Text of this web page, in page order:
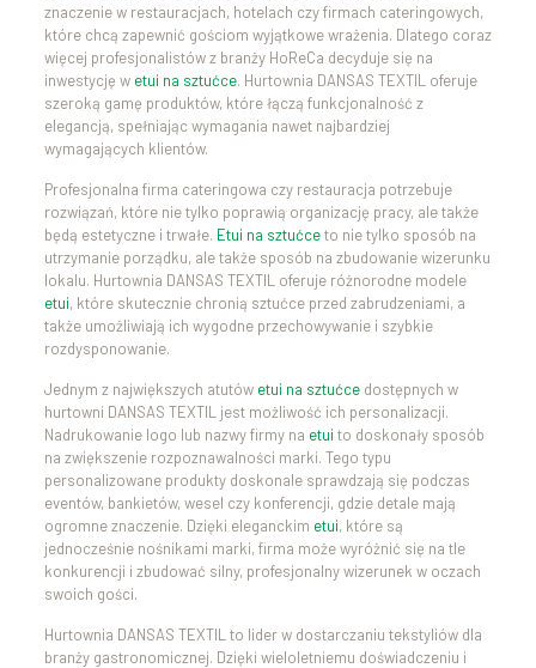
znaczenie w restauracjach, hotelach czy firmach cateringowych,
które chcą zapewnić gościom wyjątkowe wrażenia. Dlatego coraz
więcej profesjonalistów z branży HoReCa decyduje się na
inwestycję w etui na sztućce. Hurtownia DANSAS TEXTIL oferuje
szeroką gamę produktów, które łączą funkcjonalność z
elegancją, spełniając wymagania nawet najbardziej
wymagających klientów.
Profesjonalna firma cateringowa czy restauracja potrzebuje
rozwiązań, które nie tylko poprawią organizację pracy, ale także
będą estetyczne i trwałe. Etui na sztućceto nie tylko sposób na
utrzymanie porządku, ale także sposób na zbudowanie wizerunku
lokalu. Hurtownia DANSAS TEXTIL oferuje różnorodne modele
etui, które skutecznie chronią sztućce przed zabrudzeniami, a
także umożliwiają ich wygodne przechowywanie i szybkie
rozdysponowanie.
Jednym z największych atutów etui na sztućcedostępnych w
hurtowni DANSAS TEXTIL jest możliwość ich personalizacji.
Nadrukowanie logo lub nazwy firmy na etui to doskonały sposób
na zwiększenie rozpoznawalności marki. Tego typu
personalizowane produkty doskonale sprawdzają się podczas
eventów, bankietów, wesel czy konferencji, gdzie detale mają
ogromne znaczenie. Dzięki eleganckim etui, które są
jednocześnie nośnikami marki, firma może wyróżnić się na tle
konkurencji i zbudować silny, profesjonalny wizerunek w oczach
swoich gości.
Hurtownia DANSAS TEXTIL to lider w dostarczaniu tekstyliów dla
branży gastronomicznej. Dzięki wieloletniemu doświadczeniu i